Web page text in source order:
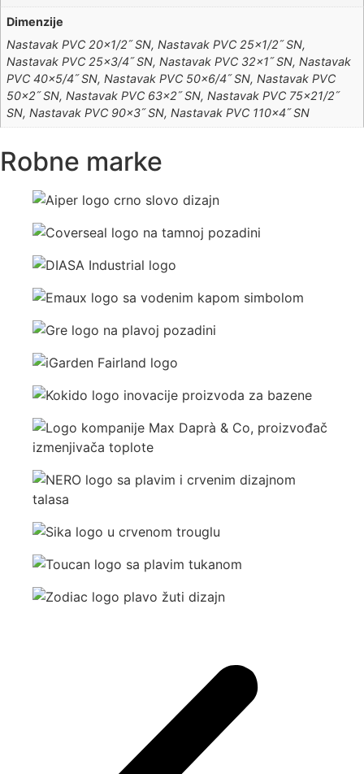
Dimenzije
Nastavak PVC 20×1/2˝ SN, Nastavak PVC 25×1/2˝ SN,
Nastavak PVC 25×3/4˝ SN, Nastavak PVC 32×1˝ SN, Nastavak
PVC 40×5/4˝ SN, Nastavak PVC 50×6/4˝ SN, Nastavak PVC
50×2˝ SN, Nastavak PVC 63×2˝ SN, Nastavak PVC 75×21/2˝
SN, Nastavak PVC 90×3˝ SN, Nastavak PVC 110×4˝ SN
Robne marke